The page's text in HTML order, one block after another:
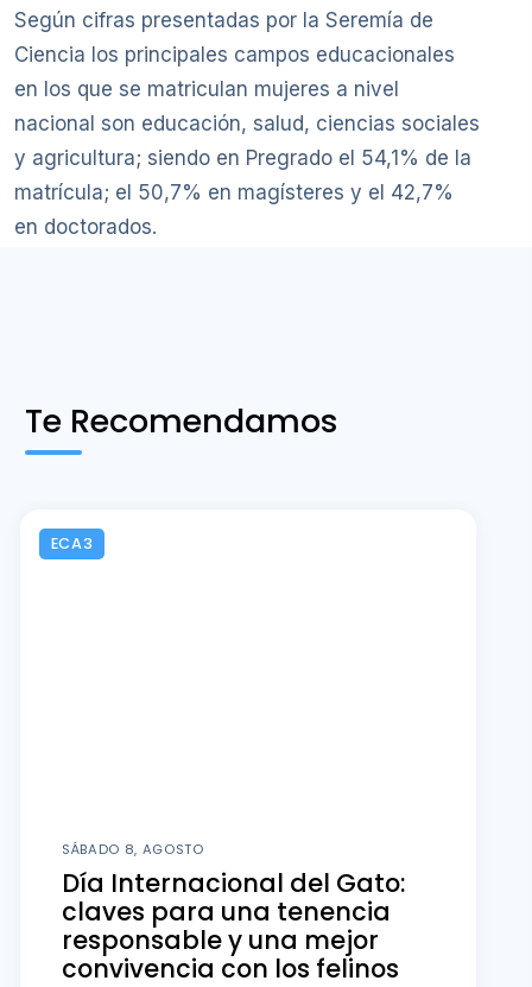
Según cifras presentadas por la Seremía de
Ciencia los principales campos educacionales
en los que se matriculan mujeres a nivel
nacional son educación, salud, ciencias sociales
y agricultura; siendo en Pregrado el 54,1% de la
matrícula; el 50,7% en magísteres y el 42,7%
en doctorados.
Te Recomendamos
ECA3
SÁBADO 8, AGOSTO
Día Internacional del Gato:
claves para una tenencia
responsable y una mejor
convivencia con los felinos